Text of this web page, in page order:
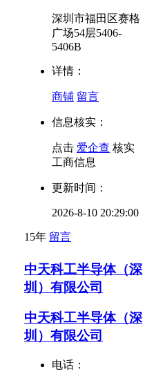
深圳市福田区赛格
广场54层5406-
5406B
详情：
商铺 留言
信息核实：
点击 爱企查 核实
工商信息
更新时间：
2026-8-10 20:29:00
15年 留言
中天科工半导体（深
圳）有限公司
中天科工半导体（深
圳）有限公司
电话：